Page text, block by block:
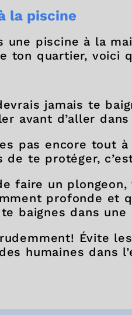
la piscine
une piscine à la
ton quartier, voici
jamais te
avant d’aller dans
pas encore tout
de te protéger,
faire un
profonde et
baignes dans
Évite
humaines dans